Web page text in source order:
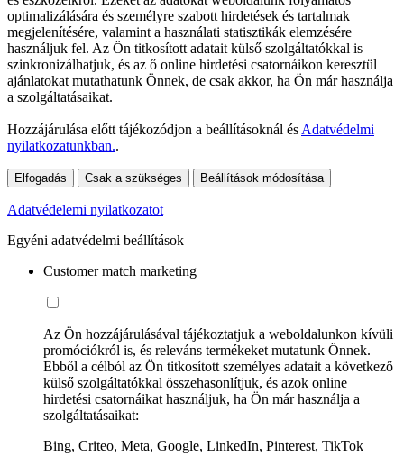
optimalizálására és személyre szabott hirdetések és tartalmak
megjelenítésére, valamint a használati statisztikák elemzésére
használjuk fel. Az Ön titkosított adatait külső szolgáltatókkal is
szinkronizálhatjuk, és az ő online hirdetési csatornáikon keresztül
ajánlatokat mutathatunk Önnek, de csak akkor, ha Ön már használja
a szolgáltatásaikat.
Hozzájárulása előtt tájékozódjon a beállításoknál és Adatvédelmi
nyilatkozatunkban..
Elfogadás Csak a szükséges Beállítások módosítása
Adatvédelemi nyilatkozatot
Egyéni adatvédelmi beállítások
Customer match marketing
Az Ön hozzájárulásával tájékoztatjuk a weboldalunkon kívüli
promóciókról is, és releváns termékeket mutatunk Önnek.
Ebből a célból az Ön titkosított személyes adatait a következő
külső szolgáltatókkal összehasonlítjuk, és azok online
hirdetési csatornáikat használjuk, ha Ön már használja a
szolgáltatásaikat:
Bing, Criteo, Meta, Google, LinkedIn, Pinterest, TikTok